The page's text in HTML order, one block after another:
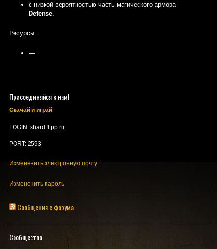
с низкой вероятностью часть магического армора
Defense.
Ресурсы:
—
Присоединяйся к нам!
Скачай и играй
LOGIN: shard.fl.pp.ru
PORT: 2593
Измененить электронную почту
Измененить пароль
Сообщения с форума
Сообщество